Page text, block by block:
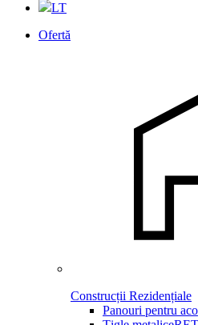
LT
Ofertă
Construcții Rezidențiale
Panouri pentru